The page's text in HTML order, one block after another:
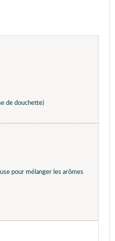
de douchette)
pour mélanger les arômes